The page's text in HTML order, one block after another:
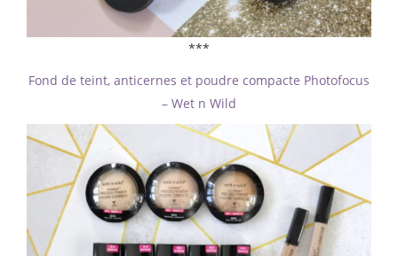
***
Fond de teint, anticernes et poudre compacte Photofocus
– Wet n Wild